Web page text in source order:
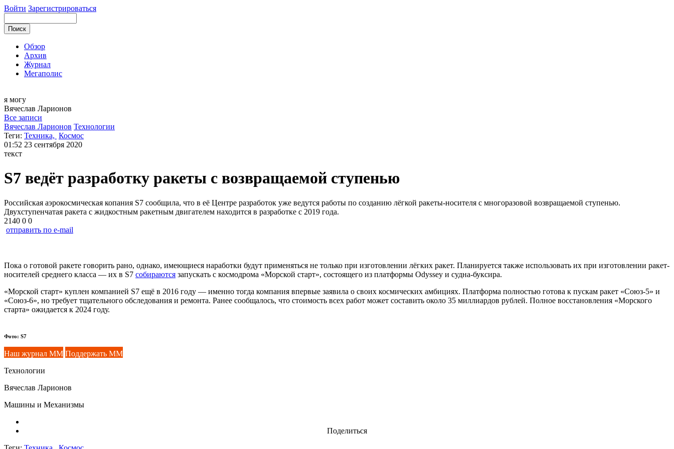
Войти Зарегистрироваться
Обзор
Архив
Журнал
Мегаполис
я могу
Вячеслав Ларионов
Все записи
Вячеслав Ларионов Технологии
Теги: Техника, Космос
01:52 23 сентября 2020
текст
S7 ведёт разработку ракеты с возвращаемой ступенью
Российская аэрокосмическая копания S7 сообщила, что в её Центре разработок уже ведутся работы по созданию лёгкой ракеты-носителя с многоразовой возвращаемой ступенью.
Двухступенчатая ракета с жидкостным ракетным двигателем находится в разработке с 2019 года.
2140 0 0
отправить по e-mail
Пока о готовой ракете говорить рано, однако, имеющиеся наработки будут применяться не только при изготовлении лёгких ракет. Планируется также использовать их при изготовлении ракет-
носителей среднего класса — их в S7 собираются запускать с космодрома «Морской старт», состоящего из платформы Odyssey и судна-буксира.
«Морской старт» куплен компанией S7 ещё в 2016 году — именно тогда компания впервые заявила о своих космических амбициях. Платформа полностью готова к пускам ракет «Союз-5» и
«Союз-6», но требует тщательного обследования и ремонта. Ранее сообщалось, что стоимость всех работ может составить около 35 миллиардов рублей. Полное восстановления «Морского
старта» ожидается к 2024 году.
Фото: S7
Наш журнал ММ Поддержать ММ
Технологии
Вячеслав Ларионов
Машины и Механизмы
Поделиться